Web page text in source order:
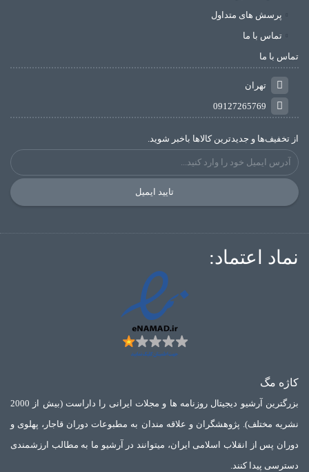
پرسش های متداول
تماس با ما
تماس با ما
تهران
09127265769
از تخفیف‌ها و جدیدترین‌ کالاها باخبر شوید.
تایید ایمیل
نماد اعتماد:
کاژه مگ
بزرگترین آرشیو دیجیتال روزنامه ها و مجلات ایرانی را داراست (بیش از 2000
نشریه مختلف). پژوهشگران و علاقه مندان به مطبوعات دوران قاجار، پهلوی و
دوران پس از انقلاب اسلامی ایران، میتوانند در آرشیو ما به مطالب ارزشمندی
دسترسی پیدا کنند.